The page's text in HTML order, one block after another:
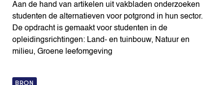
Aan de hand van artikelen uit vakbladen onderzoeken
studenten de alternatieven voor potgrond in hun sector.
De opdracht is gemaakt voor studenten in de
opleidingsrichtingen: Land- en tuinbouw, Natuur en
milieu, Groene leefomgeving
BRON